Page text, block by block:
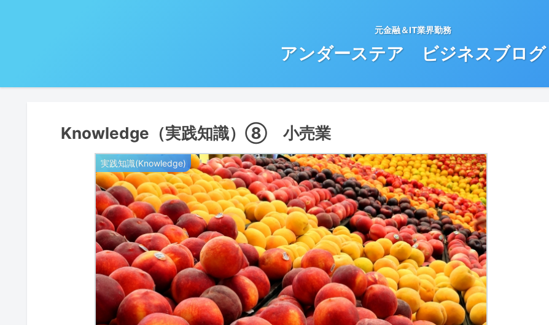
元金融＆IT業界勤務
アンダーステア ビジネスブログ
Knowledge（実践知識）⑧ 小売業
実践知識(Knowledge)